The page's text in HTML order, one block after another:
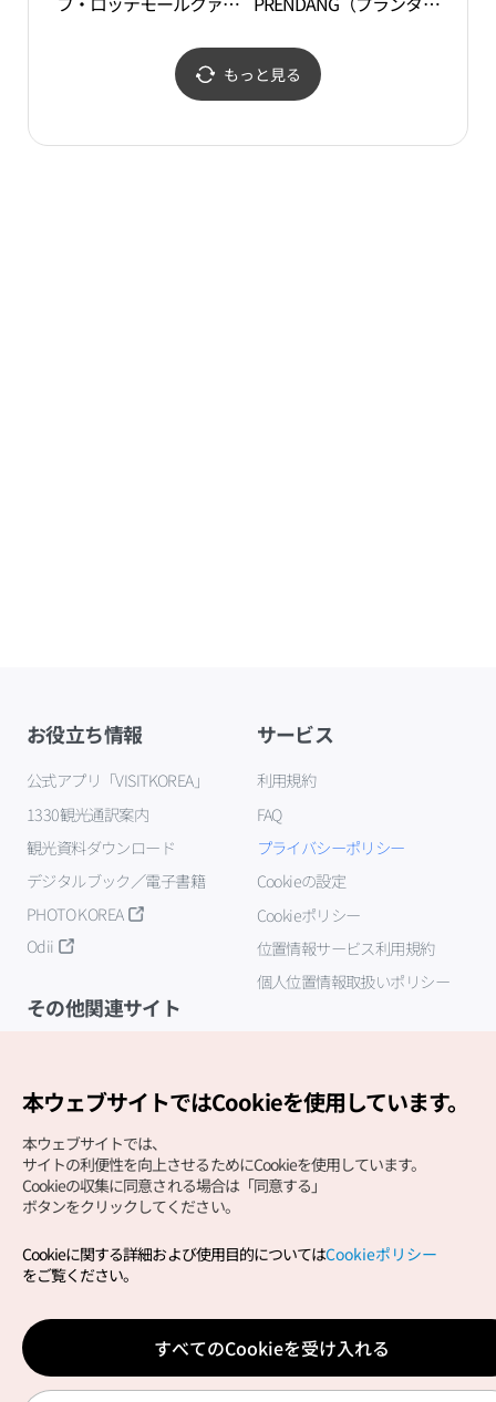
키골프 롯데몰 광명점)
ンミョン（光明）店(쁘
렝땅 롯데몰 광명점)
もっと見る
お役立ち情報
公式アプリ「VISITKOREA」
1330観光通訳案内
観光資料ダウンロード
デジタルブック／電子書籍
PHOTO KOREA
Odii
サービス
利用規約
FAQ
プライバシーポリシー
Cookieの設定
Cookieポリシー
位置情報サービス利用規約
個人位置情報取扱いポリシー
その他関連サイト
Copyright (c) Korea Tourism Organization All Rights
サイトエラー報告公式メール
japanese@knto.or.kr
本ウェブサイトではCookieを使用しています。
本ウェブサイトでは、
サイトの利便性を向上させるためにCookieを使用しています。
Cookieの収集に同意される場合は「同意する」
ボタンをクリックしてください。
Cookieに関する詳細および使用目的についてはCookieポリシー
をご覧ください。
すべてのCookieを受け入れる